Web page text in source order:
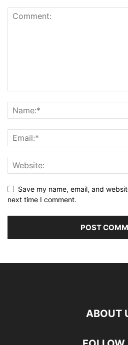
Save my name, email, and
next time I comment.
ABOUT